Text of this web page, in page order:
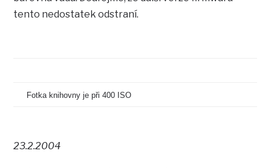
tento nedostatek odstraní.
Fotka knihovny je při 400 ISO
23.2.2004